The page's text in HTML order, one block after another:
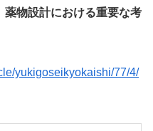
薬物設計における重要な考
yukigoseikyokaishi/77/4/